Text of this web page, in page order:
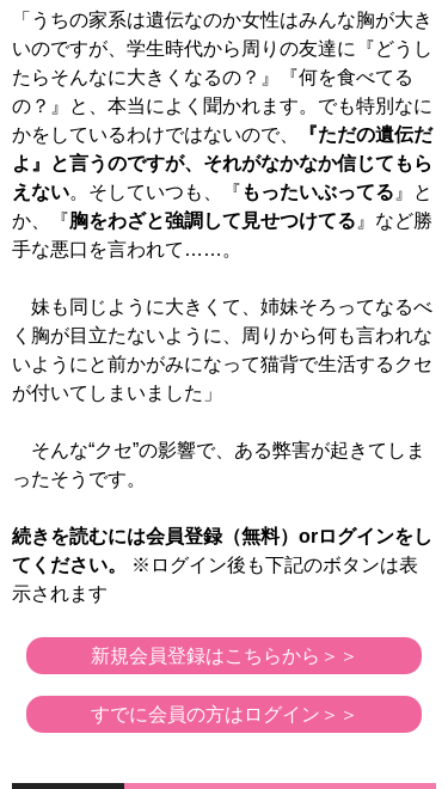
「うちの家系は遺伝なのか女性はみんな胸が大き
いのですが、学生時代から周りの友達に『どうし
たらそんなに大きくなるの？』『何を食べてる
の？』と、本当によく聞かれます。でも特別なに
かをしているわけではないので、
『ただの遺伝だ
よ』と言うのですが、それがなかなか信じてもら
えない。そしていつも、『 もったいぶってる 』と
か、『胸をわざと強調して見せつけてる 』など勝
手な悪口を言われて……。
妹も同じように大きくて、姉妹そろってなるべ
く胸が目立たないように、周りから何も言われな
いようにと前かがみになって猫背で生活するクセ
が付いてしまいました」
そんな“クセ”の影響で、ある弊害が起きてしま
ったそうです。
続きを読むには会員登録（無料）orログインをし
てください。
※ログイン後も下記のボタンは表
示されます
新規会員登録はこちらから＞＞
すでに会員の方はログイン＞＞